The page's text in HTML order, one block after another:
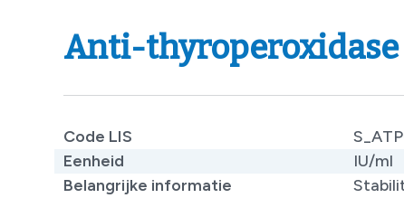
Anti-thyroperoxidase
Code LIS
Eenheid
IU/ml
Belangrijke informatie